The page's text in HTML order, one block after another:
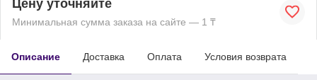
Цену уточняйте
Минимальная сумма заказа на сайте — 1 ₸
Описание Доставка Оплата Условия возврата